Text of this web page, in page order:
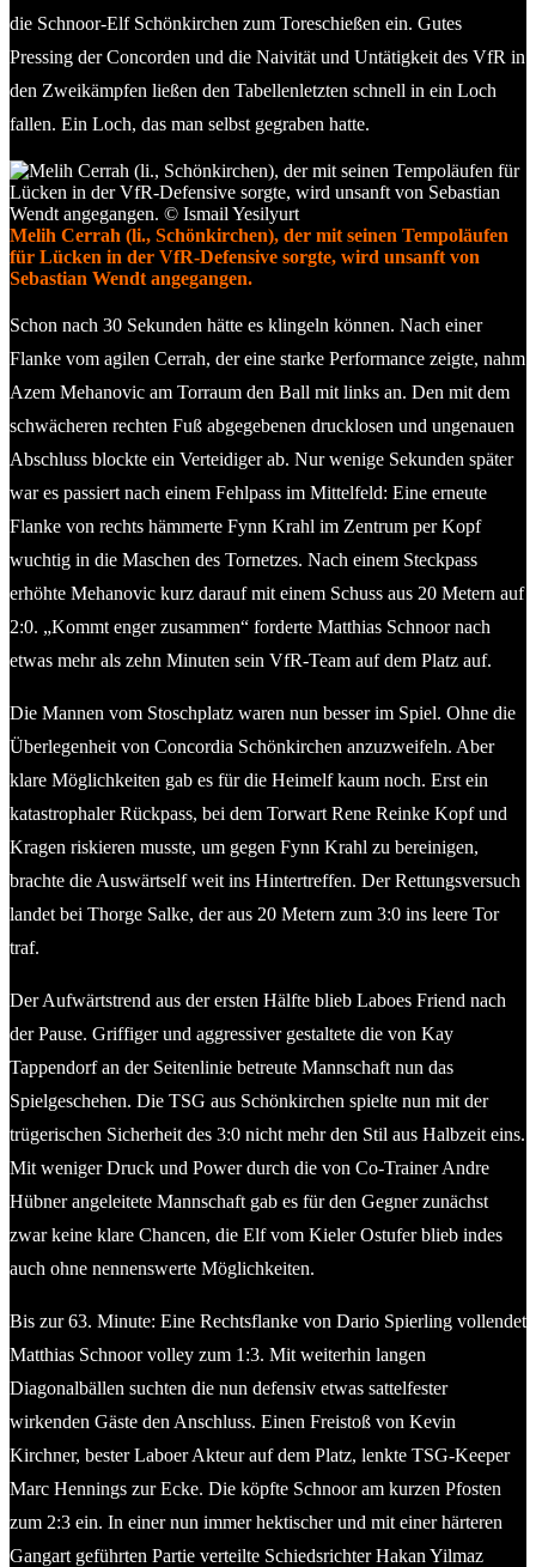
die Schnoor-Elf Schönkirchen zum Toreschießen ein. Gutes
Pressing der Concorden und die Naivität und Untätigkeit des VfR in
den Zweikämpfen ließen den Tabellenletzten schnell in ein Loch
fallen. Ein Loch, das man selbst gegraben hatte.
Melih Cerrah (li., Schönkirchen), der mit seinen Tempoläufen
für Lücken in der VfR-Defensive sorgte, wird unsanft von
Sebastian Wendt angegangen.
Schon nach 30 Sekunden hätte es klingeln können. Nach einer
Flanke vom agilen Cerrah, der eine starke Performance zeigte, nahm
Azem Mehanovic am Torraum den Ball mit links an. Den mit dem
schwächeren rechten Fuß abgegebenen drucklosen und ungenauen
Abschluss blockte ein Verteidiger ab. Nur wenige Sekunden später
war es passiert nach einem Fehlpass im Mittelfeld: Eine erneute
Flanke von rechts hämmerte Fynn Krahl im Zentrum per Kopf
wuchtig in die Maschen des Tornetzes. Nach einem Steckpass
erhöhte Mehanovic kurz darauf mit einem Schuss aus 20 Metern auf
2:0. „Kommt enger zusammen“ forderte Matthias Schnoor nach
etwas mehr als zehn Minuten sein VfR-Team auf dem Platz auf.
Die Mannen vom Stoschplatz waren nun besser im Spiel. Ohne die
Überlegenheit von Concordia Schönkirchen anzuzweifeln. Aber
klare Möglichkeiten gab es für die Heimelf kaum noch. Erst ein
katastrophaler Rückpass, bei dem Torwart Rene Reinke Kopf und
Kragen riskieren musste, um gegen Fynn Krahl zu bereinigen,
brachte die Auswärtself weit ins Hintertreffen. Der Rettungsversuch
landet bei Thorge Salke, der aus 20 Metern zum 3:0 ins leere Tor
traf.
Der Aufwärtstrend aus der ersten Hälfte blieb Laboes Friend nach
der Pause. Griffiger und aggressiver gestaltete die von Kay
Tappendorf an der Seitenlinie betreute Mannschaft nun das
Spielgeschehen. Die TSG aus Schönkirchen spielte nun mit der
trügerischen Sicherheit des 3:0 nicht mehr den Stil aus Halbzeit eins.
Mit weniger Druck und Power durch die von Co-Trainer Andre
Hübner angeleitete Mannschaft gab es für den Gegner zunächst
zwar keine klare Chancen, die Elf vom Kieler Ostufer blieb indes
auch ohne nennenswerte Möglichkeiten.
Bis zur 63. Minute: Eine Rechtsflanke von Dario Spierling vollendet
Matthias Schnoor volley zum 1:3. Mit weiterhin langen
Diagonalbällen suchten die nun defensiv etwas sattelfester
wirkenden Gäste den Anschluss. Einen Freistoß von Kevin
Kirchner, bester Laboer Akteur auf dem Platz, lenkte TSG-Keeper
Marc Hennings zur Ecke. Die köpfte Schnoor am kurzen Pfosten
zum 2:3 ein. In einer nun immer hektischer und mit einer härteren
Gangart geführten Partie verteilte Schiedsrichter Hakan Yilmaz